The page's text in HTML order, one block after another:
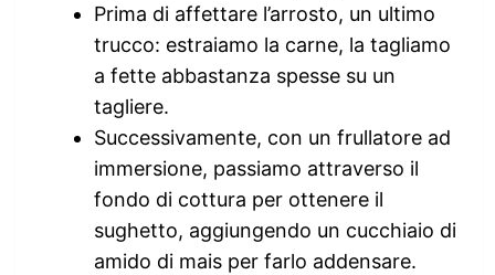
Prima di affettare l’arrosto, un ultimo
trucco: estraiamo la carne, la tagliamo
a fette abbastanza spesse su un
tagliere.
Successivamente, con un frullatore ad
immersione, passiamo attraverso il
fondo di cottura per ottenere il
sughetto, aggiungendo un cucchiaio di
amido di mais per farlo addensare.